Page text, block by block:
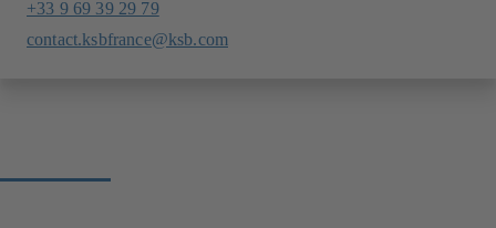
+33 9 69 39 29 79
contact.ksbfrance@ksb.com